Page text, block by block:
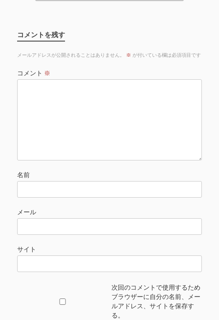
コメントを残す
メールアドレスが公開されることはありません。 ※ が付いている欄は必須項目です
コメント ※
名前
メール
サイト
次回のコメントで使用するため
ブラウザーに自分の名前、メー
ルアドレス、サイトを保存す
る。